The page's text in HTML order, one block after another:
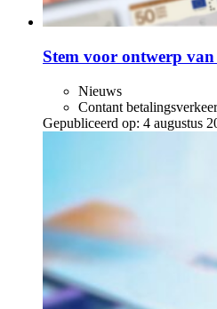
Stem voor ontwerp
Nieuws
Contant betalingsverkeer
Gepubliceerd op: 4 augustus